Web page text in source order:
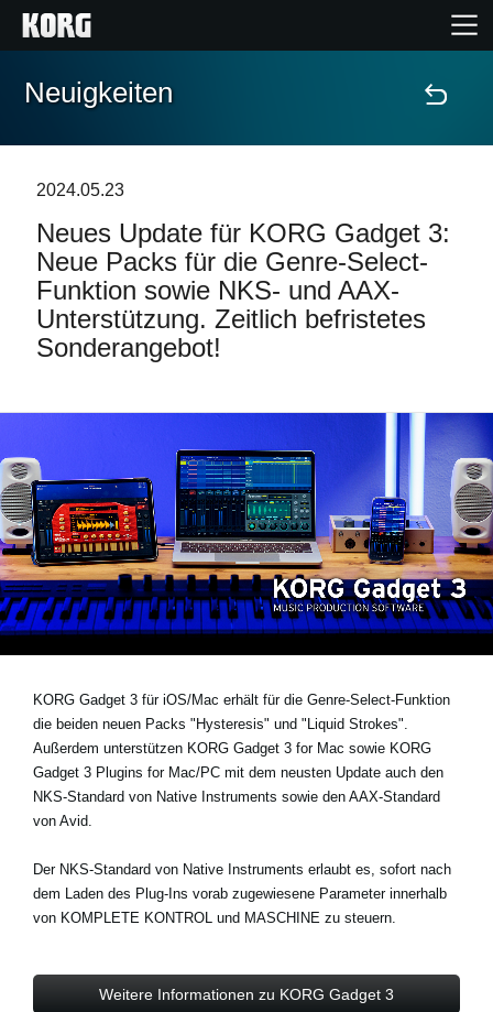
Home
Extras
Events
Support
Shop
Neuigkeiten
Gebiet / Land
Social Media
Neuigkeiten
2024.05.23
Neues Update für KORG Gadget 3:
Neue Packs für die Genre-Select-
Funktion sowie NKS- und AAX-
Unterstützung. Zeitlich befristetes
Sonderangebot!
KORG Gadget 3 für iOS/Mac erhält für die Genre-Select-Funktion
die beiden neuen Packs "Hysteresis" und "Liquid Strokes"
Außerdem unterstützen KORG Gadget 3 for Mac sowie KORG
Gadget 3 Plugins for Mac/PC mit dem neusten Update auch den
NKS-Standard von Native Instruments sowie den AAX-Standard
von Avid
Der NKS-Standard von Native Instruments erlaubt es, sofort nach
dem Laden des Plug-Ins vorab zugewiesene Parameter innerhalb
von KOMPLETE KONTROL und MASCHINE zu steuern.
Weitere Informationen zu KORG Gadget 3